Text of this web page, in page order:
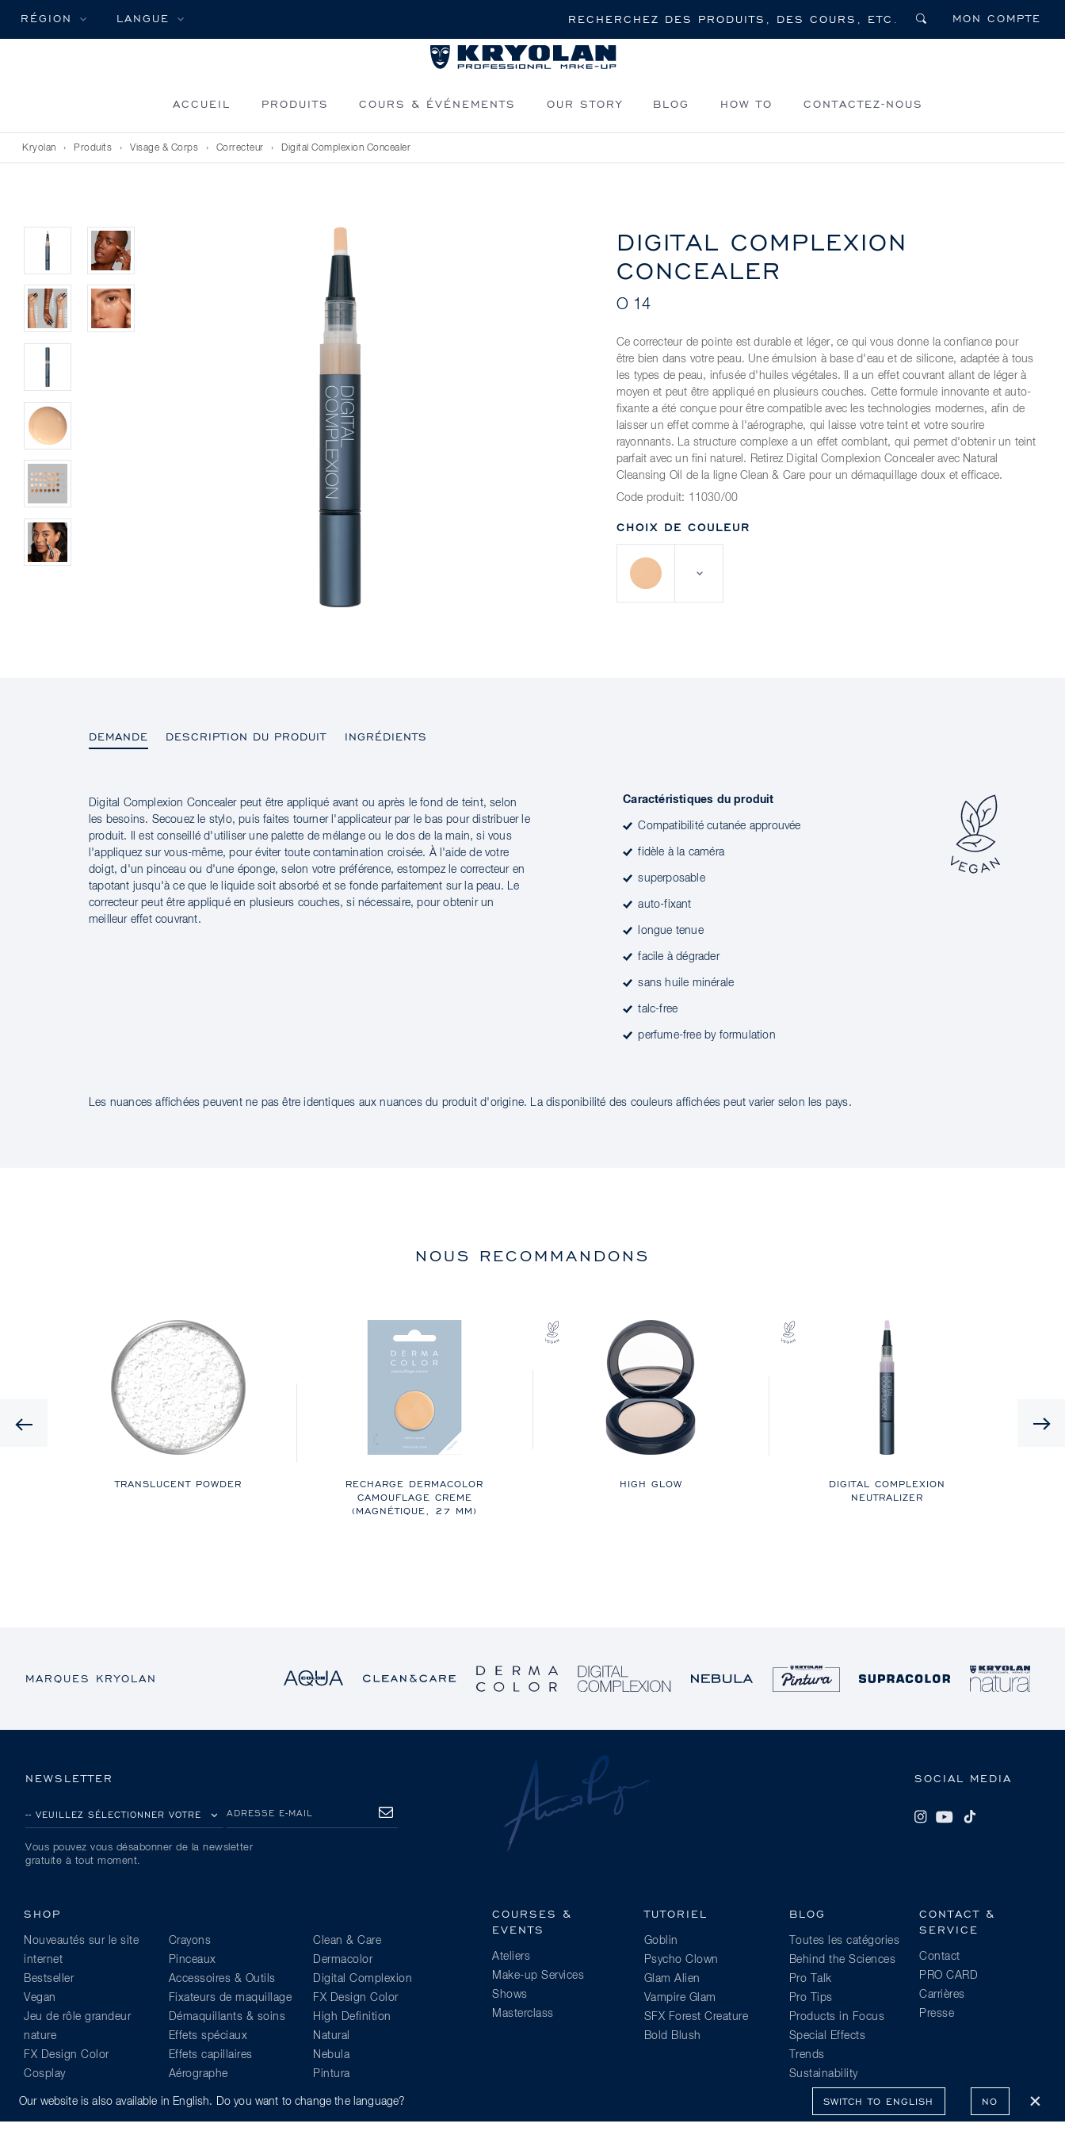
RÉGION LANGUE Rechercher MON COMPTE
ACCUEIL PRODUITS COURS & ÉVÉNEMENTS OUR STORY BLOG HOW TO CONTACTEZ-NOUS
Kryolan › Produits › Visage & Corps › Correcteur › Digital Complexion Concealer
DIGITAL COMPLEXION
CONCEALER
O 14
Ce correcteur de pointe est durable et léger, ce qui vous donne la confiance pour
être bien dans votre peau. Une émulsion à base d'eau et de silicone, adaptée à tous
les types de peau, infusée d'huiles végétales. Il a un effet couvrant allant de léger à
moyen et peut être appliqué en plusieurs couches. Cette formule innovante et auto-
fixante a été conçue pour être compatible avec les technologies modernes, afin de
laisser un effet comme à l'aérographe, qui laisse votre teint et votre sourire
rayonnants. La structure complexe a un effet comblant, qui permet d'obtenir un teint
parfait avec un fini naturel. Retirez Digital Complexion Concealer avec Natural
Cleansing Oil de la ligne Clean & Care pour un démaquillage doux et efficace.
Code produit: 11030/00
CHOIX DE COULEUR
DEMANDE DESCRIPTION DU PRODUIT INGRÉDIENTS
DEMANDE
Digital Complexion Concealer peut être appliqué avant ou après le fond de teint, selon
les besoins. Secouez le stylo, puis faites tourner l'applicateur par le bas pour distribuer le
produit. Il est conseillé d'utiliser une palette de mélange ou le dos de la main, si vous
l'appliquez sur vous-même, pour éviter toute contamination croisée. À l'aide de votre
doigt, d'un pinceau ou d'une éponge, selon votre préférence, estompez le correcteur en
tapotant jusqu'à ce que le liquide soit absorbé et se fonde parfaitement sur la peau. Le
correcteur peut être appliqué en plusieurs couches, si nécessaire, pour obtenir un
meilleur effet couvrant.
Caractéristiques du produit
Compatibilité cutanée approuvée
fidèle à la caméra
superposable
auto-fixant
longue tenue
facile à dégrader
sans huile minérale
talc-free
perfume-free by formulation
Les nuances affichées peuvent ne pas être identiques aux nuances du produit d'origine. La disponibilité des couleurs affichées peut varier selon les pays.
NOUS RECOMMANDONS
Previous
TRANSLUCENT POWDER
RECHARGE DERMACOLOR
CAMOUFLAGE CREME
(MAGNÉTIQUE, 27 MM)
HIGH GLOW
DIGITAL COMPLEXION
NEUTRALIZER
MARQUES KRYOLAN
SOCIAL MEDIA
NEWSLETTER
VEUILLEZ SÉLECTIONNER VOTRE PAYS
ADRESSE E-MAIL
S’ABONNER
Vous pouvez vous désabonner de la newsletter
gratuite à tout moment.
SHOP
Nouveautés sur le site
internet
Bestseller
Vegan
Jeu de rôle grandeur
nature
FX Design Color
Cosplay
Crayons
Pinceaux
Accessoires & Outils
Fixateurs de maquillage
Démaquillants & soins
Effets spéciaux
Effets capillaires
Aérographe
Clean & Care
Dermacolor
Digital Complexion
FX Design Color
High Definition
Natural
Nebula
Pintura
COURSES &
EVENTS
Ateliers
Make-up Services
Shows
Masterclass
TUTORIEL
Goblin
Psycho Clown
Glam Alien
Vampire Glam
SFX Forest Creature
Bold Blush
BLOG
Toutes les catégories
Behind the Sciences
Pro Talk
Pro Tips
Products in Focus
Special Effects
Trends
Sustainability
CONTACT &
SERVICE
Contact
PRO CARD
Carrières
Presse
Our website is also available in English. Do you want to change the language? SWITCH TO ENGLISH NO